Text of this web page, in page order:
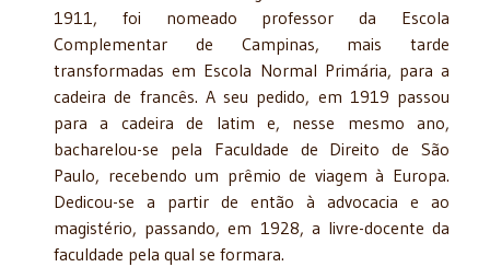
1911, foi nomeado professor da Escola
Complementar de Campinas, mais tarde
transformadas em Escola Normal Primária, para a
cadeira de francês. A seu pedido, em 1919 passou
para a cadeira de latim e, nesse mesmo ano,
bacharelou-se pela Faculdade de Direito de São
Paulo, recebendo um prêmio de viagem à Europa.
Dedicou-se a partir de então à advocacia e ao
magistério, passando, em 1928, a livre-docente da
faculdade pela qual se formara.